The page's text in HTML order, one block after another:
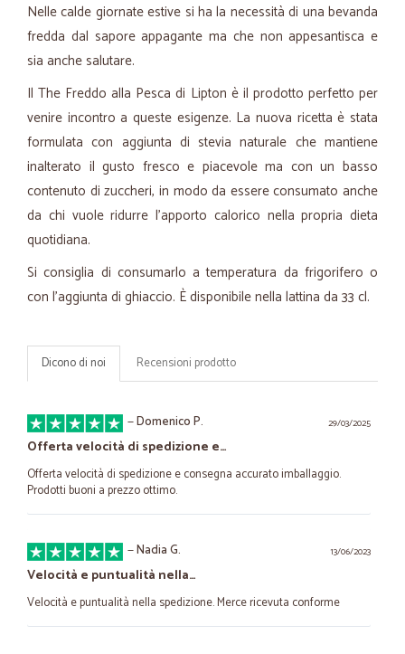
Nelle calde giornate estive si ha la necessità di una bevanda
fredda dal sapore appagante ma che non appesantisca e
sia anche salutare.
Il The Freddo alla Pesca di Lipton è il prodotto perfetto per
venire incontro a queste esigenze. La nuova ricetta è stata
formulata con aggiunta di stevia naturale che mantiene
inalterato il gusto fresco e piacevole ma con un basso
contenuto di zuccheri, in modo da essere consumato anche
da chi vuole ridurre l’apporto calorico nella propria dieta
quotidiana.
Si consiglia di consumarlo a temperatura da frigorifero o
con l’aggiunta di ghiaccio. È disponibile nella lattina da 33 cl.
Dicono di noi Recensioni prodotto
29/03/2025
—Domenico P.
Offerta velocità di spedizione e…
Offerta velocità di spedizione e consegna accurato imballaggio.
Prodotti buoni a prezzo ottimo.
13/06/2023
—Nadia G.
Velocità e puntualità nella…
Velocità e puntualità nella spedizione. Merce ricevuta conforme